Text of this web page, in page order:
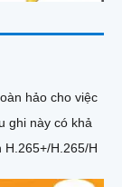
hảo cho việc
H.265/H